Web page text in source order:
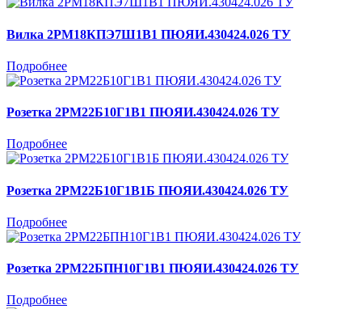
Вилка 2РМ18КПЭ7Ш1В1 ПЮЯИ.430424.026 ТУ
Подробнее
Розетка 2РМ22Б10Г1В1 ПЮЯИ.430424.026 ТУ
Подробнее
Розетка 2РМ22Б10Г1В1Б ПЮЯИ.430424.026 ТУ
Подробнее
Розетка 2РМ22БПН10Г1В1 ПЮЯИ.430424.026 ТУ
Подробнее